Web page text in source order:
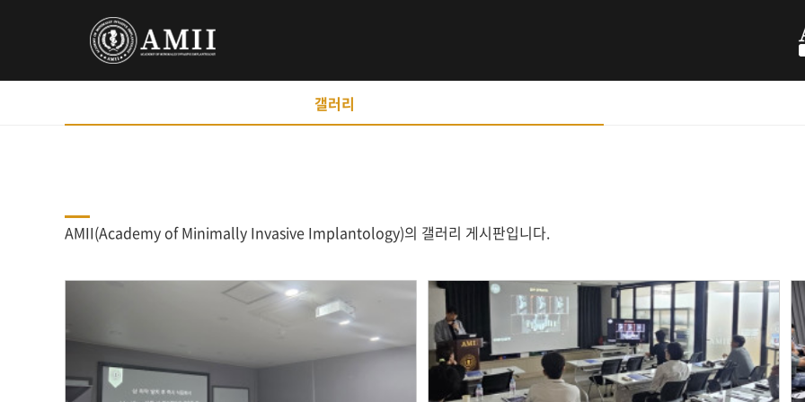
갤러리
AMII(Academy of Minimally Invasive Implantology)의 갤러리 게시판입니다.